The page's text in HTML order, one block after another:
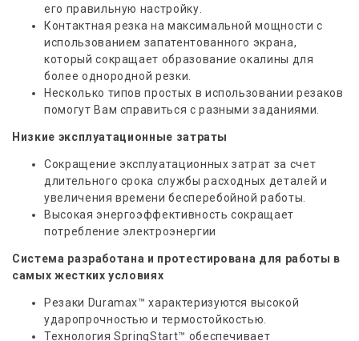
его правильную настройку.
Контактная резка на максимальной мощности с
использованием запатентованного экрана,
который сокращает образование окалины для
более однородной резки.
Несколько типов простых в использовании резаков
помогут Вам справиться с разными заданиями.
Низкие эксплуатационные затраты
Сокращение эксплуатационных затрат за счет
длительного срока службы расходных деталей и
увеличения времени бесперебойной работы.
Высокая энергоэффективность сокращает
потребление электроэнергии
Система разработана и протестирована для работы в
самых жестких условиях
Резаки Duramax™ характеризуются высокой
ударопрочностью и термостойкостью.
Технология SpringStart™ обеспечивает